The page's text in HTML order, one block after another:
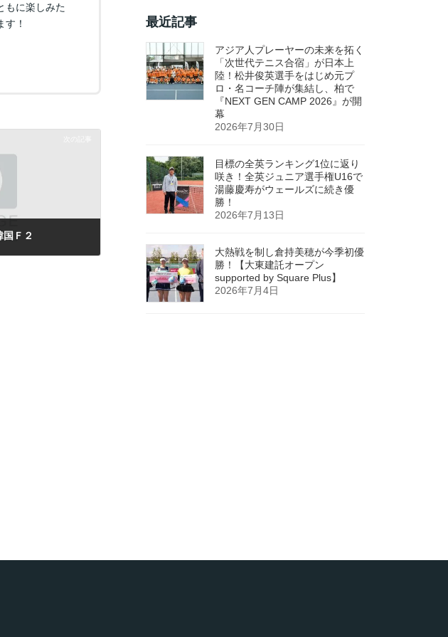
もに楽しみた
！
Ｆ２
最近記事
アジア人プレーヤーの未来を拓く
「次世代テニス合宿」が日本上
陸！松井俊英選手をはじめ元プ
ロ・名コーチ陣が集結し、柏で
『NEXT GEN CAMP 2026』が開
幕
2026年7月30日
目標の全英ランキング1位に返り
咲き！全英ジュニア選手権U16で
湯藤慶寿がウェールズに続き優
勝！
2026年7月13日
大熱戦を制し倉持美穂が今季初優
勝！【大東建託オープン
supported by Square Plus】
2026年7月4日